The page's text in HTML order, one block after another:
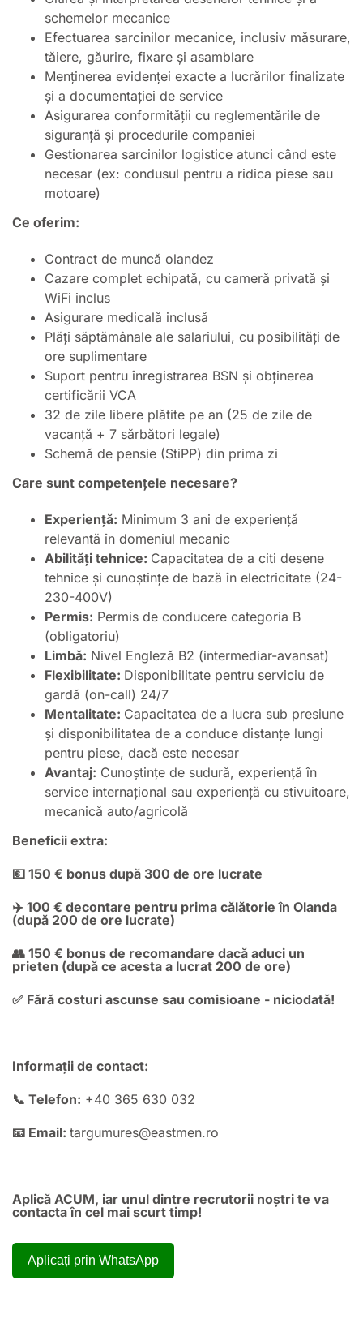
schemelor mecanice
Efectuarea sarcinilor mecanice, inclusiv măsurare,
tăiere, găurire, fixare și asamblare
Menținerea evidenței exacte a lucrărilor finalizate
și a documentației de service
Asigurarea conformității cu reglementările de
siguranță și procedurile companiei
Gestionarea sarcinilor logistice atunci când este
necesar (ex: condusul pentru a ridica piese sau
motoare)
Ce oferim:
Contract de muncă olandez
Cazare complet echipată, cu cameră privată și
WiFi inclus
Asigurare medicală inclusă
Plăți săptămânale ale salariului, cu posibilități de
ore suplimentare
Suport pentru înregistrarea BSN și obținerea
certificării VCA
32 de zile libere plătite pe an (25 de zile de
vacanță + 7 sărbători legale)
Schemă de pensie (StiPP) din prima zi
Care sunt competențele necesare?
Experiență: Minimum 3 ani de experiență
relevantă în domeniul mecanic
Abilități tehnice: Capacitatea de a citi desene
tehnice și cunoștințe de bază în electricitate (24-
230-400V)
Permis: Permis de conducere categoria B
(obligatoriu)
Limbă: Nivel Engleză B2 (intermediar-avansat)
Flexibilitate: Disponibilitate pentru serviciu de
gardă (on-call) 24/7
Mentalitate: Capacitatea de a lucra sub presiune
și disponibilitatea de a conduce distanțe lungi
pentru piese, dacă este necesar
Avantaj: Cunoștințe de sudură, experiență în
service internațional sau experiență cu stivuitoare,
mecanică auto/agricolă
Beneficii extra:
💶 150 € bonus după 300 de ore lucrate
✈️ 100 € decontare pentru prima călătorie în Olanda
(după 200 de ore lucrate)
👥 150 € bonus de recomandare dacă aduci un
prieten (după ce acesta a lucrat 200 de ore)
✅ Fără costuri ascunse sau comisioane - niciodată!
Informații de contact:
📞 Telefon: +40 365 630 032
📧 Email: targumures@eastmen.ro
Aplică ACUM, iar unul dintre recrutorii noștri te va
contacta în cel mai scurt timp!
Aplicați prin WhatsApp